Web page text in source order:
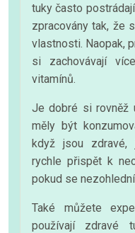
tuky často
zpracovány tak, že
vlastnosti. Naopak,
si zachovávají
vitamínů.
Je dobré si rovněž
měly být
když jsou zdravé,
rychle přispět k
pokud se
Také můžete
používají zdravé